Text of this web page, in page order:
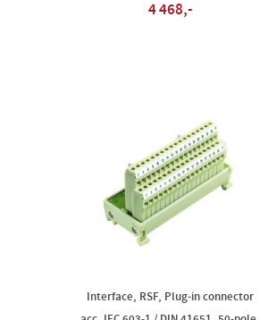
4 468,-
Interface, RSF, Plug-in connector